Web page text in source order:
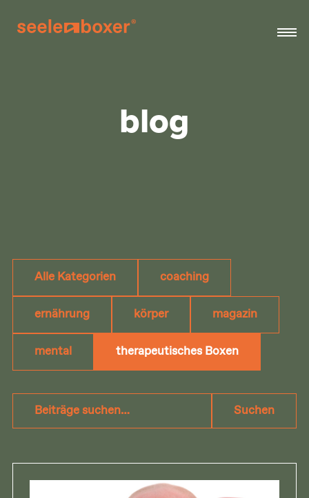
blog
Alle Kategorien coaching
ernährung körper magazin
mental therapeutisches Boxen
Suchen